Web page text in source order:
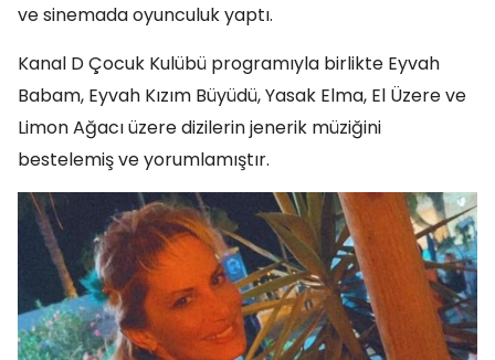
ve sinemada oyunculuk yaptı.
Kanal D Çocuk Kulübü programıyla birlikte Eyvah
Babam, Eyvah Kızım Büyüdü, Yasak Elma, El Üzere ve
Limon Ağacı üzere dizilerin jenerik müziğini
bestelemiş ve yorumlamıştır.